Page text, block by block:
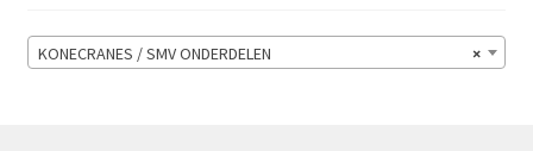
×
KONECRANES / SMV ONDERDELEN